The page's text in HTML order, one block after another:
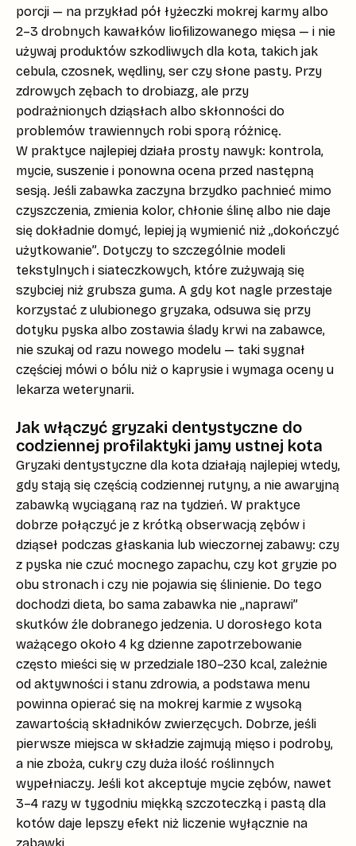
porcji — na przykład pół łyżeczki mokrej karmy albo
2–3 drobnych kawałków liofilizowanego mięsa — i nie
używaj produktów szkodliwych dla kota, takich jak
cebula, czosnek, wędliny, ser czy słone pasty. Przy
zdrowych zębach to drobiazg, ale przy
podrażnionych dziąsłach albo skłonności do
problemów trawiennych robi sporą różnicę.
W praktyce najlepiej działa prosty nawyk: kontrola,
mycie, suszenie i ponowna ocena przed następną
sesją. Jeśli zabawka zaczyna brzydko pachnieć mimo
czyszczenia, zmienia kolor, chłonie ślinę albo nie daje
się dokładnie domyć, lepiej ją wymienić niż „dokończyć
użytkowanie”. Dotyczy to szczególnie modeli
tekstylnych i siateczkowych, które zużywają się
szybciej niż grubsza guma. A gdy kot nagle przestaje
korzystać z ulubionego gryzaka, odsuwa się przy
dotyku pyska albo zostawia ślady krwi na zabawce,
nie szukaj od razu nowego modelu — taki sygnał
częściej mówi o bólu niż o kaprysie i wymaga oceny u
lekarza weterynarii.
Jak włączyć gryzaki dentystyczne do
codziennej profilaktyki jamy ustnej kota
Gryzaki dentystyczne dla kota działają najlepiej wtedy,
gdy stają się częścią codziennej rutyny, a nie awaryjną
zabawką wyciąganą raz na tydzień. W praktyce
dobrze połączyć je z krótką obserwacją zębów i
dziąseł podczas głaskania lub wieczornej zabawy: czy
z pyska nie czuć mocnego zapachu, czy kot gryzie po
obu stronach i czy nie pojawia się ślinienie. Do tego
dochodzi dieta, bo sama zabawka nie „naprawi”
skutków źle dobranego jedzenia. U dorosłego kota
ważącego około 4 kg dzienne zapotrzebowanie
często mieści się w przedziale 180–230 kcal, zależnie
od aktywności i stanu zdrowia, a podstawa menu
powinna opierać się na mokrej karmie z wysoką
zawartością składników zwierzęcych. Dobrze, jeśli
pierwsze miejsca w składzie zajmują mięso i podroby,
a nie zboża, cukry czy duża ilość roślinnych
wypełniaczy. Jeśli kot akceptuje mycie zębów, nawet
3–4 razy w tygodniu miękką szczoteczką i pastą dla
kotów daje lepszy efekt niż liczenie wyłącznie na